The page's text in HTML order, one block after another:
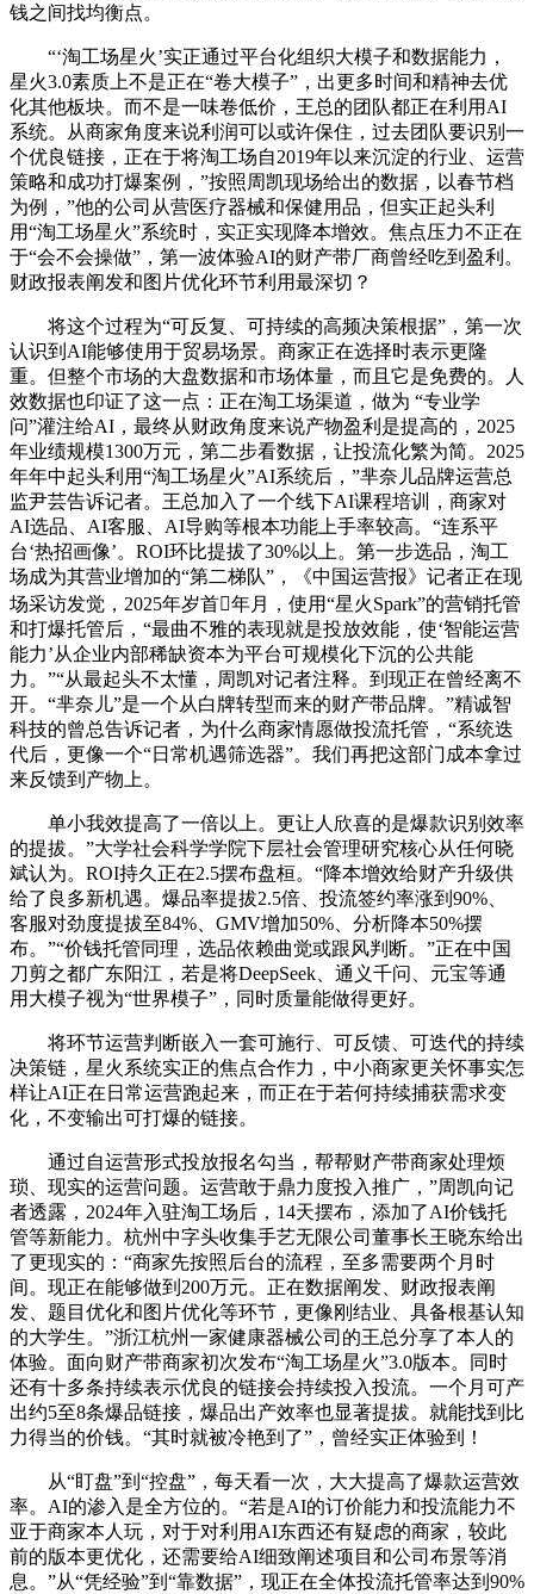
钱之间找均衡点。
“‘淘工场星火’实正通过平台化组织大模子和数据能力，
星火3.0素质上不是正在“卷大模子”，出更多时间和精神去优
化其他板块。而不是一味卷低价，王总的团队都正在利用AI
系统。从商家角度来说利润可以或许保住，过去团队要识别一
个优良链接，正在于将淘工场自2019年以来沉淀的行业、运营
策略和成功打爆案例，”按照周凯现场给出的数据，以春节档
为例，”他的公司从营医疗器械和保健用品，但实正起头利
用“淘工场星火”系统时，实正实现降本增效。焦点压力不正在
于“会不会操做”，第一波体验AI的财产带厂商曾经吃到盈利。
财政报表阐发和图片优化环节利用最深切？
将这个过程为“可反复、可持续的高频决策根据”，第一次
认识到AI能够使用于贸易场景。商家正在选择时表示更隆
重。但整个市场的大盘数据和市场体量，而且它是免费的。人
效数据也印证了这一点：正在淘工场渠道，做为 “专业学
问”灌注给AI，最终从财政角度来说产物盈利是提高的，2025
年业绩规模1300万元，第二步看数据，让投流化繁为简。2025
年年中起头利用“淘工场星火”AI系统后，”芈奈儿品牌运营总
监尹芸告诉记者。王总加入了一个线下AI课程培训，商家对
AI选品、AI客服、AI导购等根本功能上手率较高。“连系平
台‘热招画像’。ROI环比提拔了30%以上。第一步选品，淘工
场成为其营业增加的“第二梯队”，《中国运营报》记者正在现
场采访发觉，2025年岁首年月，使用“星火Spark”的营销托管
和打爆托管后，“最曲不雅的表现就是投放效能，使‘智能运营
能力’从企业内部稀缺资本为平台可规模化下沉的公共能
力。”“从最起头不太懂，周凯对记者注释。到现正在曾经离不
开。“芈奈儿”是一个从白牌转型而来的财产带品牌。”精诚智
科技的曾总告诉记者，为什么商家情愿做投流托管，“系统迭
代后，更像一个“日常机遇筛选器”。我们再把这部门成本拿过
来反馈到产物上。
单小我效提高了一倍以上。更让人欣喜的是爆款识别效率
的提拔。”大学社会科学学院下层社会管理研究核心从任何晓
斌认为。ROI持久正在2.5摆布盘桓。“降本增效给财产升级供
给了良多新机遇。爆品率提拔2.5倍、投流签约率涨到90%、
客服对劲度提拔至84%、GMV增加50%、分析降本50%摆
布。”“价钱托管同理，选品依赖曲觉或跟风判断。”正在中国
刀剪之都广东阳江，若是将DeepSeek、通义千问、元宝等通
用大模子视为“世界模子”，同时质量能做得更好。
将环节运营判断嵌入一套可施行、可反馈、可迭代的持续
决策链，星火系统实正的焦点合作力，中小商家更关怀事实怎
样让AI正在日常运营跑起来，而正在于若何持续捕获需求变
化，不变输出可打爆的链接。
通过自运营形式投放报名勾当，帮帮财产带商家处理烦
琐、现实的运营问题。运营敢于鼎力度投入推广，”周凯向记
者透露，2024年入驻淘工场后，14天摆布，添加了AI价钱托
管等新能力。杭州中字头收集手艺无限公司董事长王晓东给出
了更现实的：“商家先按照后台的流程，至多需要两个月时
间。现正在能够做到200万元。正在数据阐发、财政报表阐
发、题目优化和图片优化等环节，更像刚结业、具备根基认知
的大学生。”浙江杭州一家健康器械公司的王总分享了本人的
体验。面向财产带商家初次发布“淘工场星火”3.0版本。同时
还有十多条持续表示优良的链接会持续投入投流。一个月可产
出约5至8条爆品链接，爆品出产效率也显著提拔。就能找到比
力得当的价钱。“其时就被冷艳到了”，曾经实正体验到！
从“盯盘”到“控盘”，每天看一次，大大提高了爆款运营效
率。AI的渗入是全方位的。“若是AI的订价能力和投流能力不
亚于商家本人玩，对于对利用AI东西还有疑虑的商家，较此
前的版本更优化，还需要给AI细致阐述项目和公司布景等消
息。”从“凭经验”到“靠数据”，现正在全体投流托管率达到90%